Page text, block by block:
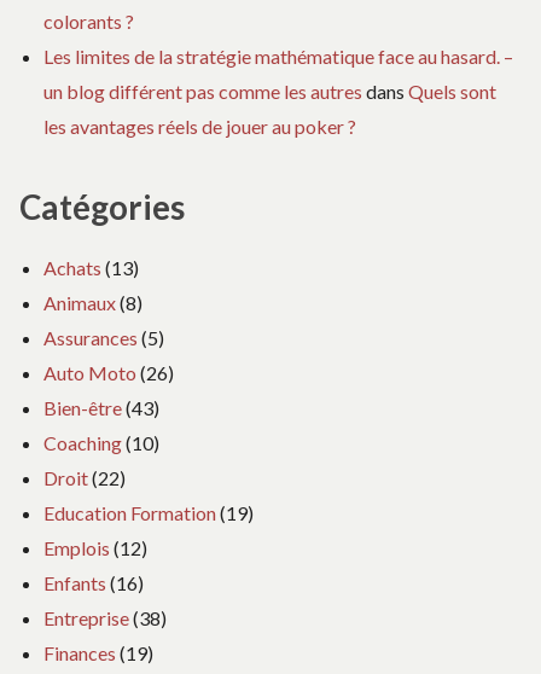
colorants ?
Les limites de la stratégie mathématique face au hasard. –
un blog différent pas comme les autres dans Quels sont
les avantages réels de jouer au poker ?
Catégories
Achats (13)
Animaux(8)
Assurances (5)
Auto Moto (26)
Bien-être(43)
Coaching(10)
Droit(22)
Education Formation(19)
Emplois (12)
Enfants (16)
Entreprise(38)
Finances (19)